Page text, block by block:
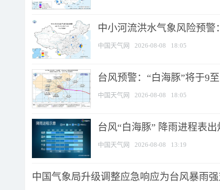
中小河流洪水气象风险预
中国天气网 2026-08-08 18:05
台风预警：“白海豚”将于9
中国天气网 2026-08-08 18:05
台风“白海豚” 降雨进程表
中国天气网 2026-08-08 13:19
中国气象局升级调整应急响应为台风暴雨